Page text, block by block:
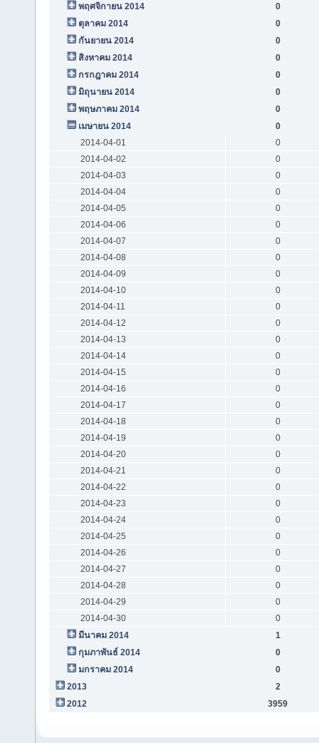
พฤศจิกายน 2014
0
ตุลาคม 2014
0
กันยายน 2014
0
สิงหาคม 2014
0
กรกฎาคม 2014
0
มิถุนายน 2014
0
พฤษภาคม 2014
0
เมษายน 2014
0
2014-04-01
0
2014-04-02
0
2014-04-03
0
2014-04-04
0
2014-04-05
0
2014-04-06
0
2014-04-07
0
2014-04-08
0
2014-04-09
0
2014-04-10
0
2014-04-11
0
2014-04-12
0
2014-04-13
0
2014-04-14
0
2014-04-15
0
2014-04-16
0
2014-04-17
0
2014-04-18
0
2014-04-19
0
2014-04-20
0
2014-04-21
0
2014-04-22
0
2014-04-23
0
2014-04-24
0
2014-04-25
0
2014-04-26
0
2014-04-27
0
2014-04-28
0
2014-04-29
0
2014-04-30
0
มีนาคม 2014
1
กุมภาพันธ์ 2014
0
มกราคม 2014
0
2013
2
2012
3959